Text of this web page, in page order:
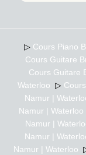
▷ Cours Piano
Cours Guitare
Cours Guitare
Waterloo ▷
Namur |
Namur | Waterloo
Namur |
Namur |
Namur | Waterloo